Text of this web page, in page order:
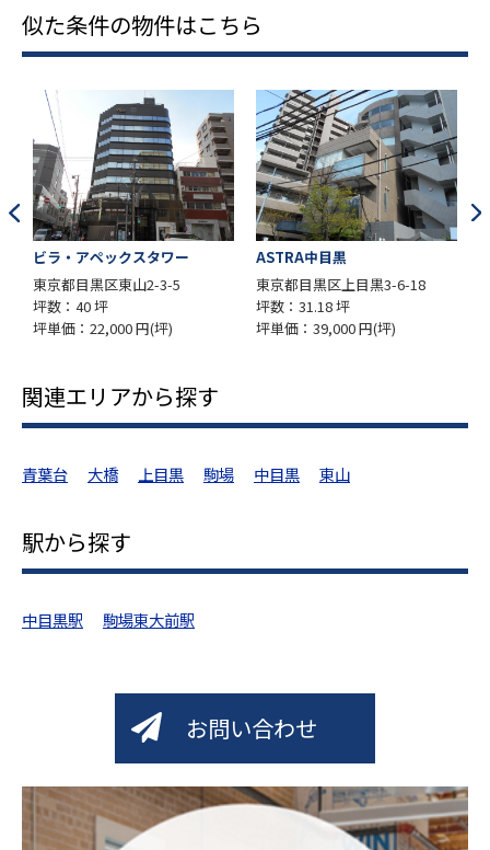
似た条件の物件はこちら
ビラ・アペックスタワー
東京都目黒区東山2-3-5
坪数：40 坪
坪単価：22,000 円(坪)
ASTRA中目黒
東京都目黒区上目黒3-6-18
坪数：31.18 坪
坪単価：39,000 円(坪)
関連エリアから探す
青葉台 大橋 上目黒 駒場 中目黒 東山
駅から探す
中目黒駅 駒場東大前駅
お問い合わせ